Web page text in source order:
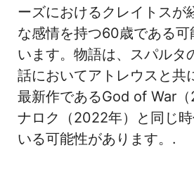
ーズにおけるクレイトスが
な感情を持つ60歳である可
います。物語は、スパルタ
話においてアトレウスと共
最新作であるGod of War
ナロク（2022年）と同じ
いる可能性があります。.